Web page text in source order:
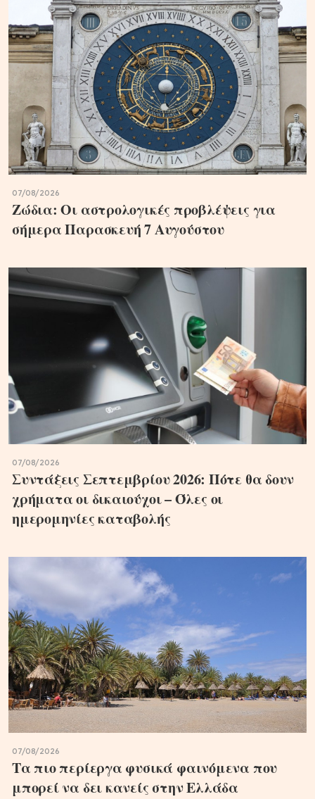
07/08/2026
Ζώδια: Οι αστρολογικές προβλέψεις για
σήμερα Παρασκευή 7 Αυγούστου
07/08/2026
Συντάξεις Σεπτεμβρίου 2026: Πότε θα δουν
χρήματα οι δικαιούχοι – Όλες οι
ημερομηνίες καταβολής
07/08/2026
Τα πιο περίεργα φυσικά φαινόμενα που
μπορεί να δει κανείς στην Ελλάδα